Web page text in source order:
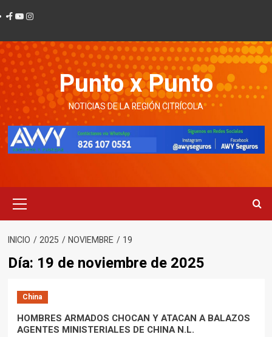
Facebook
Youtube
Instagram
Punto x Punto
NOTICIAS DE LA REGIÓN CITRÍCOLA
principal
INICIO 2025 NOVIEMBRE 19
Día: 19 de noviembre de 2025
China
HOMBRES ARMADOS CHOCAN Y ATACAN A BALAZOS
AGENTES MINISTERIALES DE CHINA N.L.